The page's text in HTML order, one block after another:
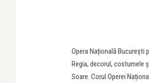
Opera Națională București
Regia, decorul, costumele
Soare. Corul Operei